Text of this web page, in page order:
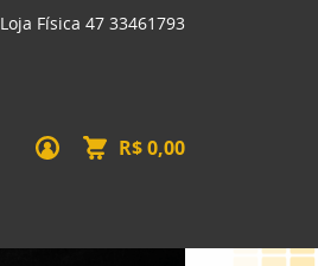
Loja Física 47 33461793
R$ 0,00